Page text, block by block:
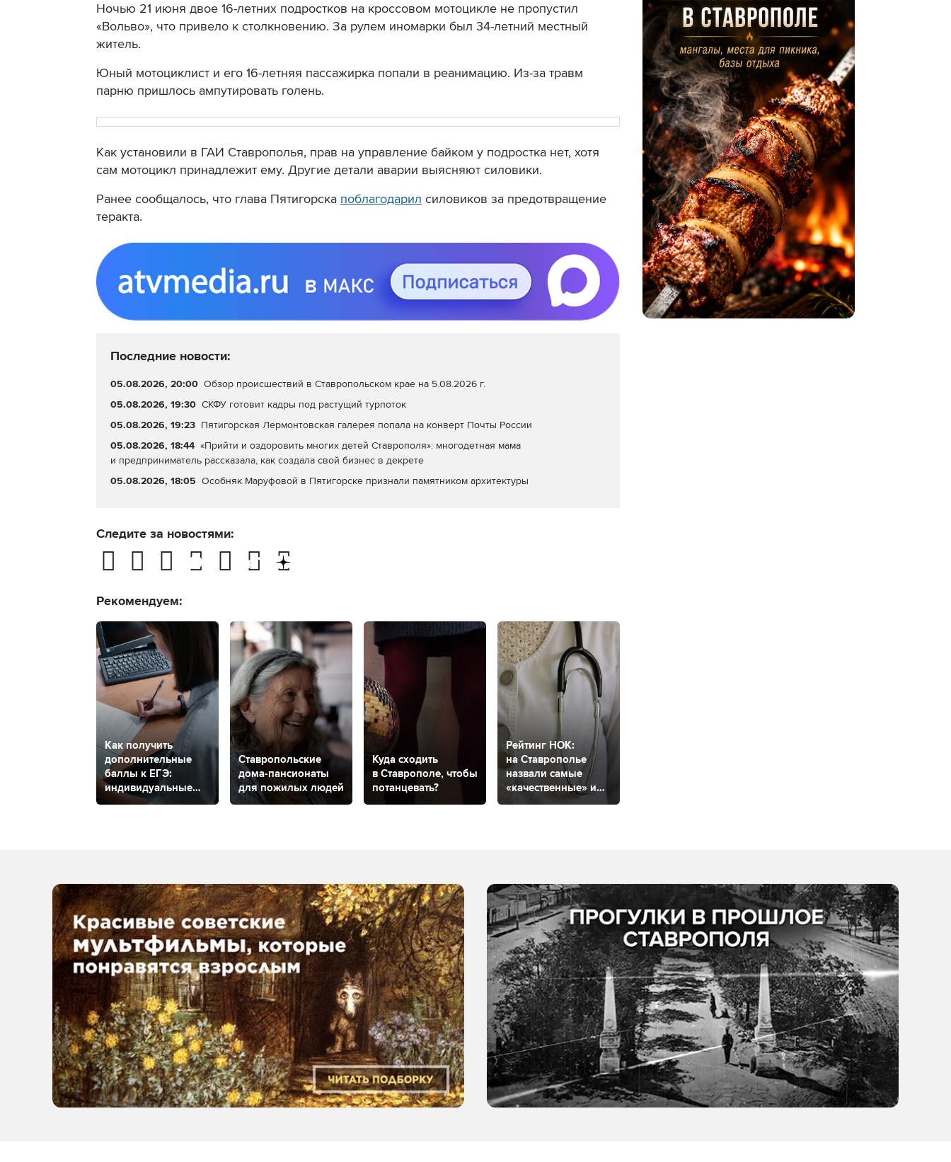
Ночью 21 июня двое 16-летних подростков на кроссовом мотоцикле не пропустил
«Вольво», что привело к столкновению. За рулем иномарки был 34-летний местный
житель.
Юный мотоциклист и его 16-летняя пассажирка попали в реанимацию. Из-за травм
парню пришлось ампутировать голень.
Как установили в ГАИ Ставрополья, прав на управление байком у подростка нет, хотя
сам мотоцикл принадлежит ему. Другие детали аварии выясняют силовики.
Ранее сообщалось, что глава Пятигорска поблагодарил силовиков за предотвращение
теракта.
Последние новости:
05.08.2026, 20:00 Обзор происшествий в Ставропольском крае на 5.08.2026 г.
05.08.2026, 19:30 СКФУ готовит кадры под растущий турпоток
05.08.2026, 19:23 Пятигорская Лермонтовская галерея попала на конверт Почты России
05.08.2026, 18:44 «Прийти и оздоровить многих детей Ставрополя»: многодетная мама
и предприниматель рассказала, как создала свой бизнес в декрете
05.08.2026, 18:05 Особняк Маруфовой в Пятигорске признали памятником архитектуры
Следите за новостями:
Рекомендуем:
Как получить
дополнительные
баллы к ЕГЭ:
индивидуальные
достижения
Ставропольские
дома-пансионаты
для пожилых людей
Куда сходить
в Ставрополе, чтобы
потанцевать?
Рейтинг НОК:
на Ставрополье
назвали самые
«качественные» и
«некачественные»